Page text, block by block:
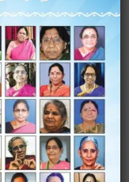
in this browser for